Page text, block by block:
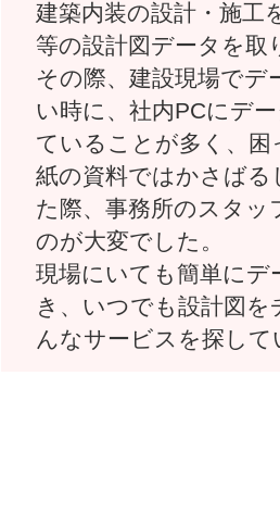
建築内装の設計・施工
等の設計図データを取
その際、建設現場でデ
い時に、社内PCにデ
ていることが多く、困
紙の資料ではかさばる
た際、事務所のスタッ
のが大変でした。
現場にいても簡単に
き、いつでも設計図
んなサービスを探して